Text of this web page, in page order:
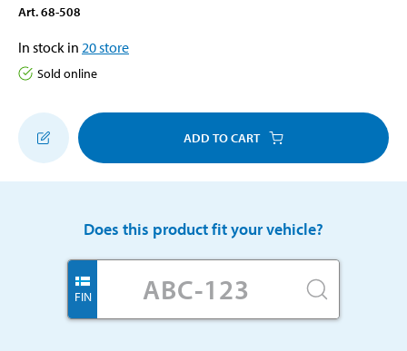
Art.68-508
In stock in 20store
Sold online
ADD TO CART
Does this product fit your vehicle?
FIN